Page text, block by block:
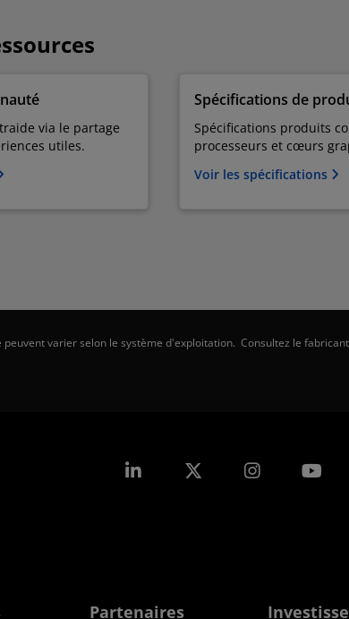
via le partage
utiles.
Spécifications de
Spécifications produits
processeurs et cœurs
Voir les spécifications
varier selon le système d'exploitation. Consultez le
LinkedIn Instagram
Partenaires